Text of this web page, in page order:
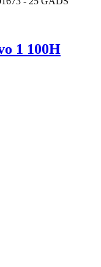
1 100H